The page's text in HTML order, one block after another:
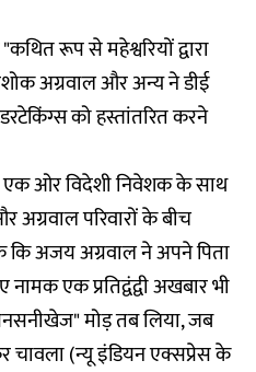
रूप से महेश्वरियों द्वारा
अग्रवाल और अन्य ने डीई
को हस्तांतरित करने
एक ओर विदेशी निवेशक के साथ
अग्रवाल परिवारों के बीच
अजय अग्रवाल ने अपने पिता
एक प्रतिद्वंद्वी अखबार भी
मोड़ तब लिया, जब
चावला (न्यू इंडियन एक्सप्रेस के